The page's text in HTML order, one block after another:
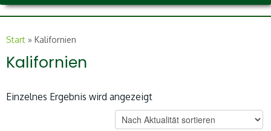
Start » Kalifornien
Kalifornien
Einzelnes Ergebnis wird angezeigt